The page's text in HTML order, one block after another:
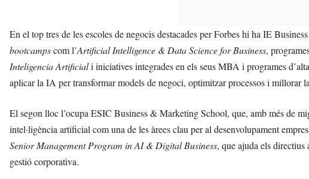
En el top tres de les escoles de negocis destacades per Forbes hi ha IE
bootcampscom l’Artificial Intelligence & Data Science for Business,
Inteligencia Artificiali iniciatives integrades en els seus MBA i programes
aplicar la IA per transformar models de negoci, optimitzar processos i millorar
El segon lloc l’ocupa ESIC Business & Marketing School, que, amb més de
intel·ligència artificial com una de les àrees clau per al desenvolupament
Senior Management Program in AI & Digital Business, que ajuda els
gestió corporativa.